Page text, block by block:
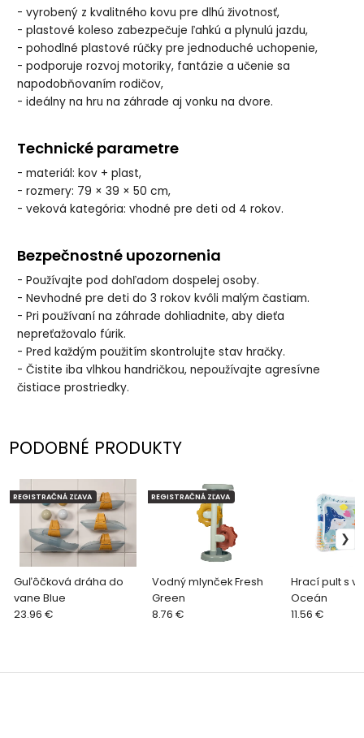
- vyrobený z kvalitného kovu pre dlhú životnosť,
- plastové koleso zabezpečuje ľahkú a plynulú jazdu,
- pohodlné plastové rúčky pre jednoduché uchopenie,
- podporuje rozvoj motoriky, fantázie a učenie sa
napodobňovaním rodičov,
- ideálny na hru na záhrade aj vonku na dvore.
Technické parametre
- materiál: kov + plast,
- rozmery: 79 × 39 × 50 cm,
- veková kategória: vhodné pre deti od 4 rokov.
Bezpečnostné upozornenia
- Používajte pod dohľadom dospelej osoby.
- Nevhodné pre deti do 3 rokov kvôli malým častiam.
- Pri používaní na záhrade dohliadnite, aby dieťa
nepreťažovalo fúrik.
- Pred každým použitím skontrolujte stav hračky.
- Čistite iba vlhkou handričkou, nepoužívajte agresívne
čistiace prostriedky.
PODOBNÉ PRODUKTY
Guľôčková dráha do
vane Blue
REGISTRAČNÁ ZĽAVA
23.96 €
Vodný mlynček Fresh
Green
REGISTRAČNÁ ZĽAVA
8.76 €
Hrací pult s
Oceán
11.56 €